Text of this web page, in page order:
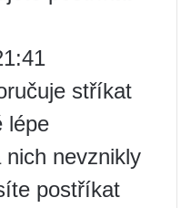
stříkat
lépe
nevznikly
postříkat